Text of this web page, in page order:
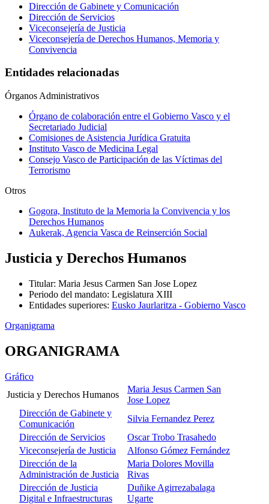
Dirección de Gabinete y Comunicación
Dirección de Servicios
Viceconsejería de Justicia
Viceconsejería de Derechos Humanos, Memoria y
Convivencia
Entidades relacionadas
Órganos Administrativos
Órgano de colaboración entre el Gobierno Vasco y el
Secretariado Judicial
Comisiones de Asistencia Jurídica Gratuita
Instituto Vasco de Medicina Legal
Consejo Vasco de Participación de las Víctimas del
Terrorismo
Otros
Gogora, Instituto de la Memoria la Convivencia y los
Derechos Humanos
Aukerak, Agencia Vasca de Reinserción Social
Justicia y Derechos Humanos
Titular: Maria Jesus Carmen San Jose Lopez
Periodo del mandato: Legislatura XIII
Entidades superiores: Eusko Jaurlaritza - Gobierno Vasco
Organigrama
ORGANIGRAMA
Gráfico
Justicia y Derechos Humanos
Maria Jesus Carmen San
Jose Lopez
Dirección de Gabinete y
Comunicación
Silvia Fernandez Perez
Dirección de Servicios
Oscar Trobo Trasahedo
Viceconsejería de Justicia
Alfonso Gómez Fernández
Dirección de la
Administración de Justicia
Maria Dolores Movilla
Rivas
Dirección de Justicia
Digital e Infraestructuras
Duñike Agirrezabalaga
Ugarte